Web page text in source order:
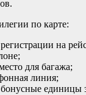
по карте:
на
для багажа;
линия;
единицы